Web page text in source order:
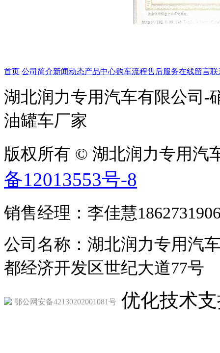
首页 公司简介新闻动态产品中心购车流程售后服务在线留言联
湖北润力专用汽车有限公司-
油罐车厂家
版权所有 © 湖北润力专用汽
备12013553号-8
销售经理：李佳慧
公司名称：湖北润力专用汽
都经济开发区世纪大道77号
鄂公网安备42130202001081号 优化技术